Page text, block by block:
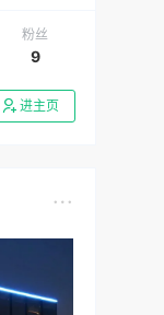
粉丝
9
进主页